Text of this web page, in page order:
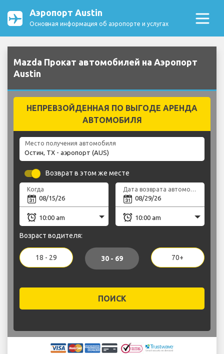
Аэропорт Austin
Основная информация об аэропорте и услугах
Mazda Прокат автомобилей на Аэропорт
Austin
НЕПРЕВЗОЙДЕННАЯ ПО ВЫГОДЕ АРЕНДА
АВТОМОБИЛЯ
Место получения автомобиля
Возврат в этом же месте
Когда Дата возврата автомобиля
Возраст водителя:
18 - 29 30 - 69 70+
ПОИСК